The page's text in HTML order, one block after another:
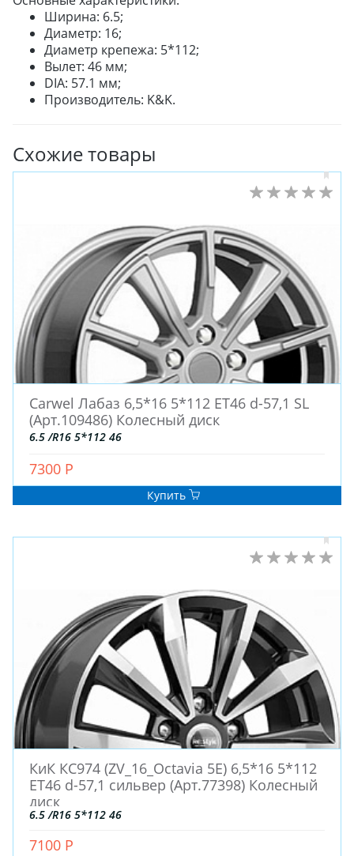
ЛЕТНИЕ
ВСЕСЕЗОННЫЕ
ЛИТЫЕ
ШТАМПОВАНЫЕ
ДЛЯ ГРУЗОВЫХ АВТО
ДЛЯ ГРУЗОВЫХ АВТО
ДЛЯ ЛЕГКОВЫХ АВТО
ШИНЫ
Ширина: 6.5;
Диаметр: 16;
Диаметр крепежа: 5*112;
Вылет: 46 мм;
DIA: 57.1 мм;
Производитель: K&K.
Схожие товары
Carwel Лабаз 6,5*16 5*112 ET46 d-57,1 SL
(Арт.109486) Колесный диск
6.5 /R16 5*112 46
7300 Р
Купить
КиК КС974 (ZV_16_Octavia 5E) 6,5*16 5*112
ET46 d-57,1 сильвер (Арт.77398) Колесный
диск
6.5 /R16 5*112 46
7100 Р